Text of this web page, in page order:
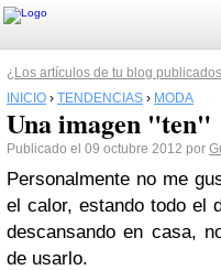
¿Los artículos de tu blog
INICIO › TENDENCIAS › MODA
Una imagen "ten"
Publicado el 09 octubre 2012 por
Personalmente no me
el calor, estando todo el
descansando en casa,
de usarlo.